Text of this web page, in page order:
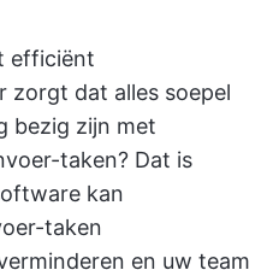
efficiënt
zorgt dat alles soepel
bezig zijn met
taken? Dat is
kan
taken
en uw team